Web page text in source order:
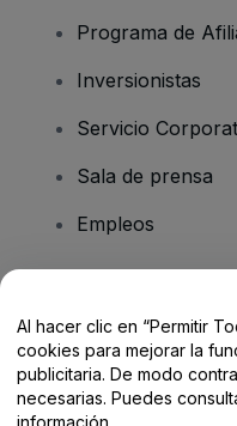
Programa de
Inversionistas
Servicio
Sala de prensa
Empleos
Centro de
Al hacer clic en “Permitir
cookies para mejorar la
publicitaria. De modo
necesarias. Puedes
información.